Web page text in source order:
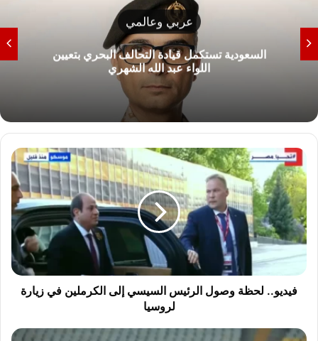
عربي وعالمي
السعودية تستكمل قيادة التحالف البحري بتعيين
اللواء عبد الله الشهري
ف
ي
د
ي
و
.
.
ل
ح
ظ
ص
فيديو.. لحظة وصول الرئيس السيسي إلى الكرملين في زيارة
لروسيا
ا